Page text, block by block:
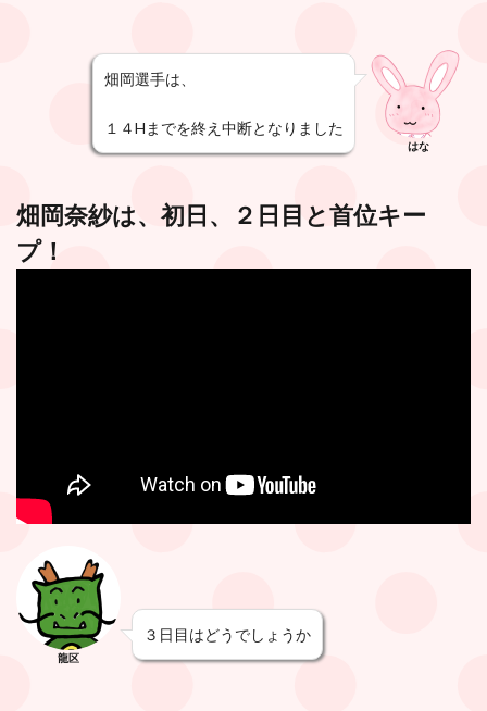
畑岡選手は、
１４Hまでを終え中断となりました
はな
畑岡奈紗は、初日、２日目と首位キー
プ！
龍区
３日目はどうでしょうか